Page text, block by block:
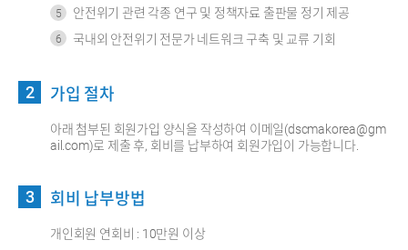
안전위기 관련 각종 연구 및 정책자료 출판물 정기 제공
국내외 안전위기 전문가 네트워크 구축 및 교류 기회
가입 절차
아래 첨부된 회원가입 양식을 작성하여 이메일(dscmakorea@gm
ail.com)로 제출 후, 회비를 납부하여 회원가입이 가능합니다.
회비 납부방법
개인회원 연회비 : 10만원 이상